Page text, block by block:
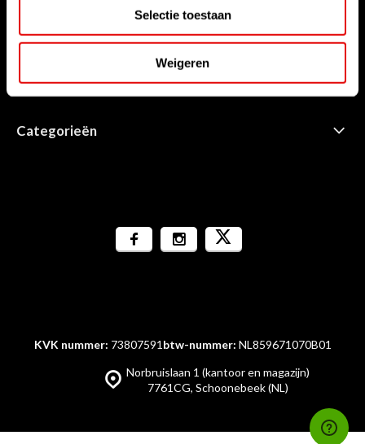
Selectie toestaan
Weigeren
Klantenservice
Informatie
Categorieën
Norbruislaan 1 (kantoor en magazijn)
7761CG, Schoonebeek (NL)
KVK nummer: 73807591 btw-nummer: NL859671070B01